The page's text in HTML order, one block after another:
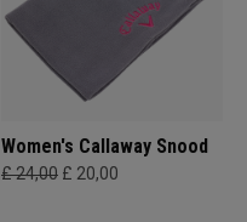
Women's Callaway Snood
£ 24,00 £ 20,00